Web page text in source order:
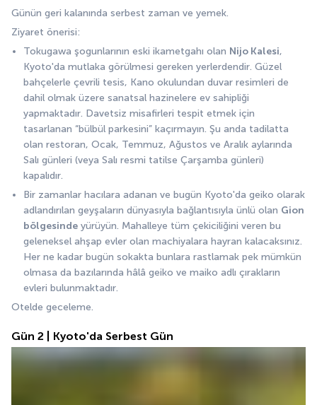
Günün geri kalanında serbest zaman ve yemek.
Ziyaret önerisi:
Tokugawa şogunlarının eski ikametgahı olan Nijo Kalesi,
Kyoto'da mutlaka görülmesi gereken yerlerdendir. Güzel
bahçelerle çevrili tesis, Kano okulundan duvar resimleri de
dahil olmak üzere sanatsal hazinelere ev sahipliği
yapmaktadır. Davetsiz misafirleri tespit etmek için
tasarlanan “bülbül parkesini” kaçırmayın. Şu anda tadilatta
olan restoran, Ocak, Temmuz, Ağustos ve Aralık aylarında
Salı günleri (veya Salı resmi tatilse Çarşamba günleri)
kapalıdır.
Bir zamanlar hacılara adanan ve bugün Kyoto'da geiko olarak
adlandırılan geyşaların dünyasıyla bağlantısıyla ünlü olan Gion
bölgesinde yürüyün. Mahalleye tüm çekiciliğini veren bu
geleneksel ahşap evler olan machiyalara hayran kalacaksınız.
Her ne kadar bugün sokakta bunlara rastlamak pek mümkün
olmasa da bazılarında hâlâ geiko ve maiko adlı çırakların
evleri bulunmaktadır.
Otelde geceleme.
Gün 2 | Kyoto'da Serbest Gün